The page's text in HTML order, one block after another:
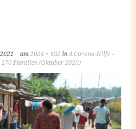
am1024 × 682 in4.Corona-Hilfe –
Familien (Oktober 2020)